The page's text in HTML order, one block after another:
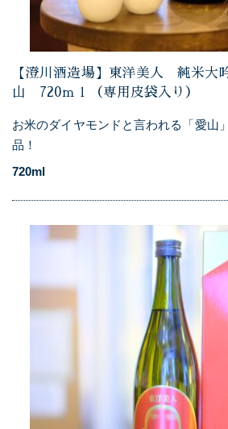
【澄川酒造場】東洋美人 純米
山 720ｍｌ（専用皮袋入り）
お米のダイヤモンドと言われる「愛山
品！
720ml